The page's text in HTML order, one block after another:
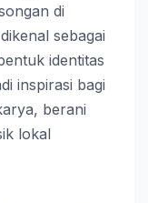
di
sebagai
identitas
inspirasi bagi
berani
lokal